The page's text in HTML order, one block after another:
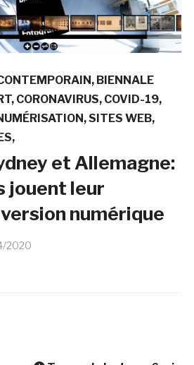
BIENNALE
CORONAVIRUS COVID-19
SITES WEB
et Allemagne:
jouent leur
version numérique
2020